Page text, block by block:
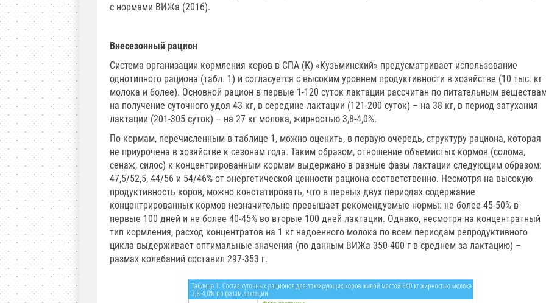
с нормами ВИЖа (2016).
Внесезонный рацион
Система организации кормления коров в СПА (К) «Кузьминский» предусматривает использование
однотипного рациона (табл. 1) и согласуется с высоким уровнем продуктивности в хозяйстве (10 тыс. кг
молока и более). Основной рацион в первые 1-120 суток лактации рассчитан по питательным
на получение суточного удоя 43 кг, в середине лактации (121-200 суток) – на 38 кг, в период затухания
лактации (201-305 суток) – на 27 кг молока, жирностью 3,8-4,0%.
По кормам, перечисленным в таблице 1, можно оценить, в первую очередь, структуру рациона, которая
не приурочена в хозяйстве к сезонам года. Таким образом, отношение объемистых кормов (солома,
сенаж, силос) к концентрированным кормам выдержано в разные фазы лактации следующим образом:
47,5/52,5, 44/56 и 54/46% от энергетической ценности рациона соответственно. Несмотря на высокую
продуктивность коров, можно констатировать, что в первых двух периодах содержание
концентрированных кормов незначительно превышает рекомендуемые нормы: не более 45-50% в
первые 100 дней и не более 40-45% во вторые 100 дней лактации. Однако, несмотря на концентратный
тип кормления, расход концентратов на 1 кг надоенного молока по всем периодам репродуктивного
цикла выдерживает оптимальные значения (по данным ВИЖа 350-400 г в среднем за лактацию) –
размах колебаний составил 297-353 г.